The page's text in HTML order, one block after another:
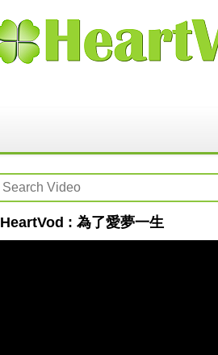
HeartVod : 為了愛夢一生